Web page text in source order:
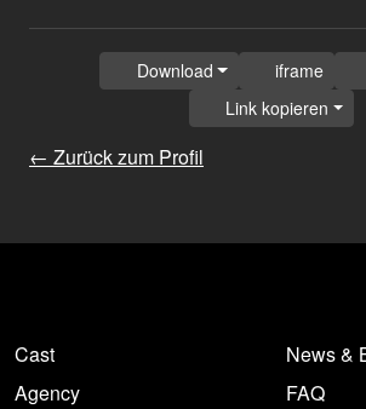
← Zurück zum Profil
Download iframe
Link kopieren
Cast
Agency
News &
FAQ